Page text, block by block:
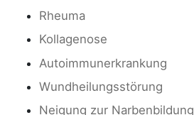
Rheuma
Kollagenose
Autoimmunerkrankung
Wundheilungsstörung
Neigung zur Narbenbildung